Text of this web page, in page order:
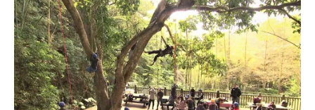
兼顧生態平衡，需要人力頻繁介入，這也是宏碁志工隊此
行的重要任務。經過前幾次平日志工的協助，工作區內的
小花蔓澤蘭數量已大幅減少，但近期豐沛的雨水又讓它們
悄悄萌發新芽。為了進一步抑制果園內的外來種生機，環
資專案執行詹鈞貿在上工前帶領大家先認識這兩種植物。
志工工作內容為果樹周邊及農路的外來種移除，以連根拔